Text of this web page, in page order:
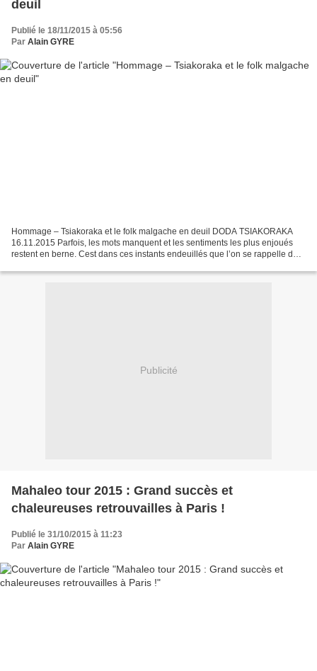
deuil
Publié le 18/11/2015 à 05:56
Par Alain GYRE
Hommage – Tsiakoraka et le folk malgache en deuil DODA TSIAKORAKA
16.11.2015 Parfois, les mots manquent et les sentiments les plus enjoués
restent en berne. Cest dans ces instants endeuillés que l’on se rappelle des
Publicité
Mahaleo tour 2015 : Grand succès et
chaleureuses retrouvailles à Paris !
Publié le 31/10/2015 à 11:23
Par Alain GYRE